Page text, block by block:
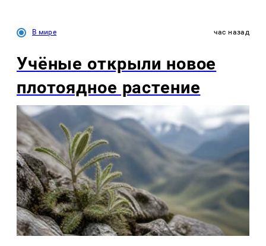
В мире час назад
Учёные открыли новое
плотоядное растение